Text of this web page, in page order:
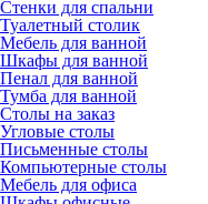
Стенки для спальни
Туалетный столик
Мебель для ванной
Шкафы для ванной
Пенал для ванной
Тумба для ванной
Столы на заказ
Угловые столы
Письменные столы
Компьютерные столы
Мебель для офиса